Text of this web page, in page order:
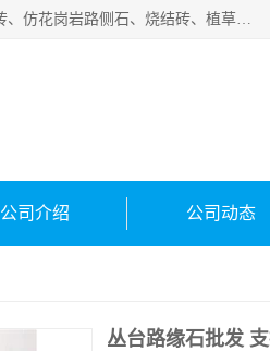
邯郸市宝满建材有限公司专业生产各种水泥预制件，包括仿花岗岩路面砖、仿花岗岩人行道砖、仿花岗岩路侧石、烧结砖、植草砖、码头砖连锁块、仿花岗岩路侧石、沙井盖、水泥盖板等各种水泥制品
公司介绍 公司动态
丛台路缘石批发